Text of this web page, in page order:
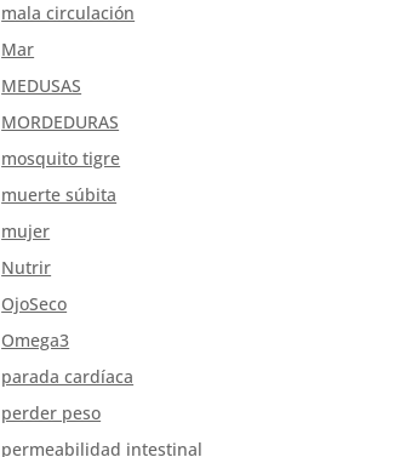
mala circulación
Mar
MEDUSAS
MORDEDURAS
mosquito tigre
muerte súbita
mujer
Nutrir
OjoSeco
Omega3
parada cardíaca
perder peso
permeabilidad intestinal